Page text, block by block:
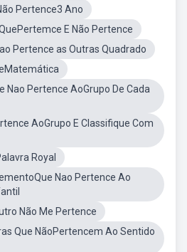
Pertence3 Ano
E Não Pertence
Pertence as Outras Quadrado
Nao Pertence AoGrupo De Cada
AoGrupo E Classifique Com
Royal
Nao Pertence Ao
Não Me Pertence
Que NãoPertencem Ao Sentido